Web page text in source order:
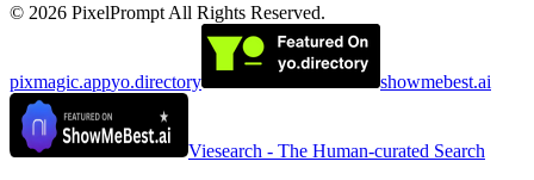
© 2026 PixelPrompt All Rights Reserved.
pixmagic.appyo.directory showmebest.ai
Viesearch - The Human-curated Search